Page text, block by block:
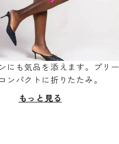
にも気品を添えます。プリー
ンパクトに折りたたみ。
もっと見る